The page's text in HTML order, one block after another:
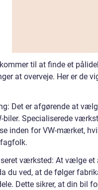
til at finde et
at overveje. Her er de
Det er afgørende at
biler. Specialiserede
inden for VW-mærket,
værksted: At vælge et
du ved, at de følger
Dette sikrer, at din bil